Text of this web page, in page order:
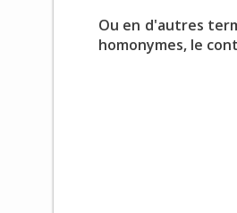
Ou en d'autres
homonymes, le